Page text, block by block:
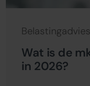
Belastingadvies
Wat is de
in 2026?